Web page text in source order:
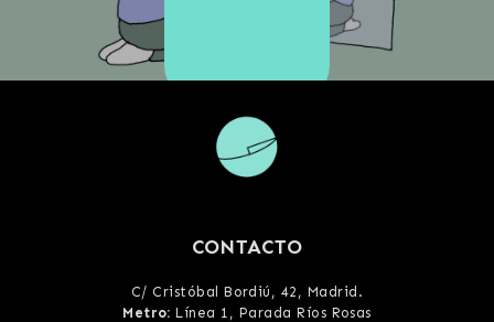
CONTACTO
C/ Cristóbal Bordiú, 42, Madrid .
Metro: Línea 1, Parada Ríos Rosas